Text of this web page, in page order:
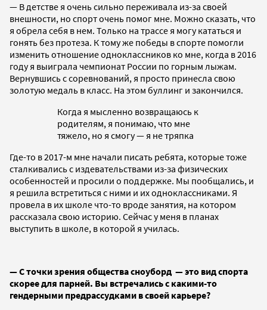
— В детстве я очень сильно переживала из-за своей
внешности, но спорт очень помог мне. Можно сказать, что
я обрела себя в нем. Только на трассе я могу кататься и
гонять без протеза. К тому же победы в спорте помогли
изменить отношение одноклассников ко мне, когда в 2016
году я выиграла чемпионат России по горным лыжам.
Вернувшись с соревнований, я просто принесла свою
золотую медаль в класс. На этом буллинг и закончился.
Когда я мысленно возвращаюсь к
родителям, я понимаю, что мне
тяжело, но я смогу — я не тряпка
Где-то в 2017-м мне начали писать ребята, которые тоже
сталкивались с издевательствами из-за физических
особенностей и просили о поддержке. Мы пообщались, и
я решила встретиться с ними и их одноклассниками. Я
провела в их школе что-то вроде занятия, на котором
рассказала свою историю. Сейчас у меня в планах
выступить в школе, в которой я училась.
— С точки зрения общества сноуборд — это вид спорта
скорее для парней. Вы встречались с какими-то
гендерными предрассудками в своей карьере?